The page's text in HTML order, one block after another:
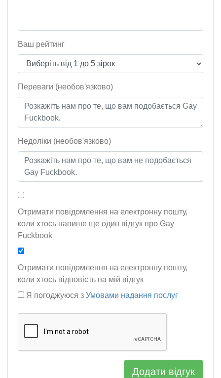
Ваш рейтинг
Переваги (необов'язково)
Недоліки (необов'язково)
Отримати повідомлення на електронну пошту,
коли хтось напише ще один відгук про Gay
Fuckbook
Отримати повідомлення на електронну пошту,
коли хтось відповість на мій відгук
Я погоджуюся з Умовами надання послуг
Додати відгук